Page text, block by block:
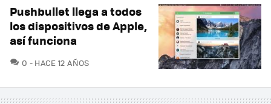
Pushbullet llega a todos
los dispositivos de Apple,
así funciona
0 COMENTARIOS
HACE 12 AÑOS